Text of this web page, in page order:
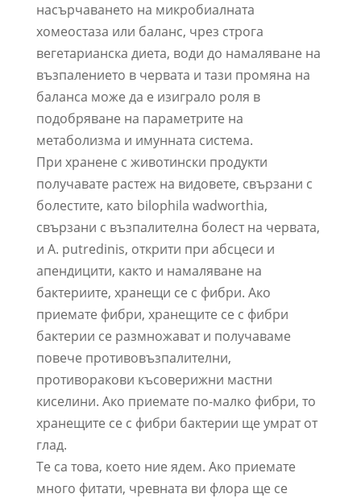
насърчаването на микробиалната
хомеостаза или баланс, чрез строга
вегетарианска диета, води до намаляване на
възпалението в червата и тази промяна на
баланса може да е изиграло роля в
подобряване на параметрите на
метаболизма и имунната система.
При хранене с животински продукти
получавате растеж на видовете, свързани с
болестите, като bilophila wadworthia,
свързани с възпалителна болест на червата,
и A. putredinis, открити при абсцеси и
апендицити, както и намаляване на
бактериите, хранещи се с фибри. Ако
приемате фибри, хранещите се с фибри
бактерии се размножават и получаваме
повече противовъзпалителни,
противоракови късоверижни мастни
киселини. Ако приемате по-малко фибри, то
хранещите се с фибри бактерии ще умрат от
глад.
Те са това, което ние ядем. Ако приемате
много фитати, чревната ви флора ще се